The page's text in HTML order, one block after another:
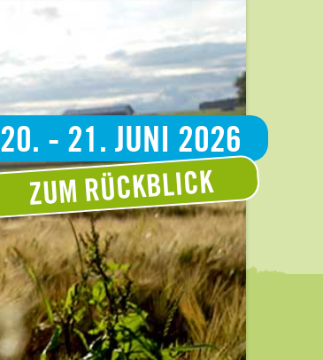
20. - 21. JUNI 2026
ZUM RÜCKBLICK